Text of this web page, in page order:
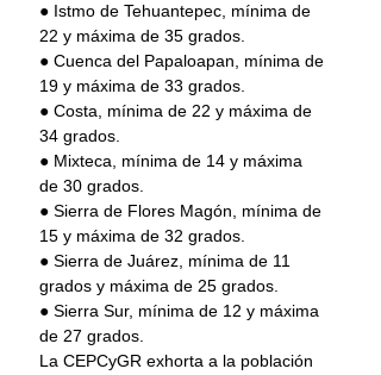
● Istmo de Tehuantepec, mínima de
22 y máxima de 35 grados.
● Cuenca del Papaloapan, mínima de
19 y máxima de 33 grados.
● Costa, mínima de 22 y máxima de
34 grados.
● Mixteca, mínima de 14 y máxima
de 30 grados.
● Sierra de Flores Magón, mínima de
15 y máxima de 32 grados.
● Sierra de Juárez, mínima de 11
grados y máxima de 25 grados.
● Sierra Sur, mínima de 12 y máxima
de 27 grados.
La CEPCyGR exhorta a la población